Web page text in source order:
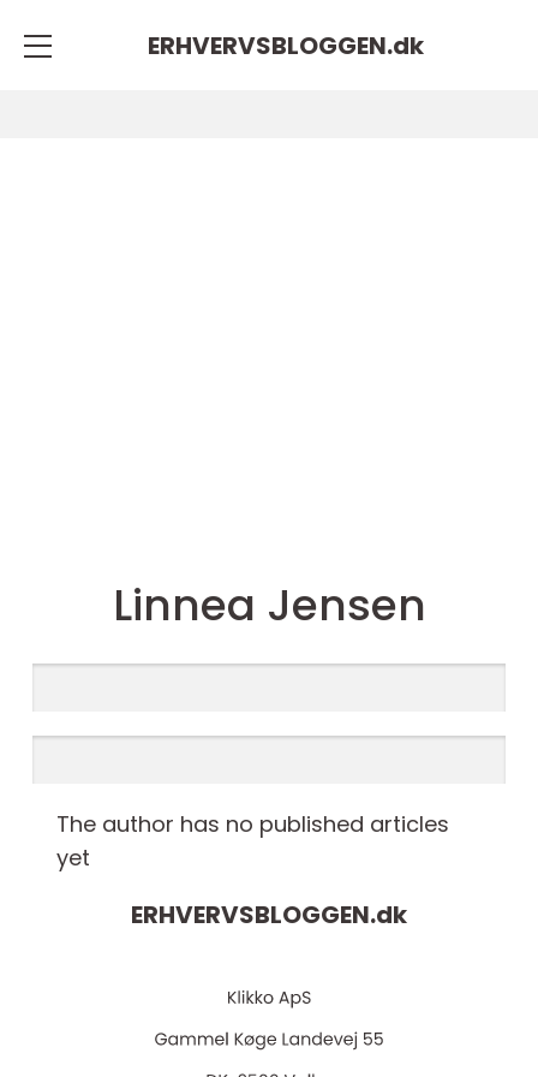
ERHVERVSBLOGGEN.dk
Linnea Jensen
The author has no published articles
yet
ERHVERVSBLOGGEN.dk